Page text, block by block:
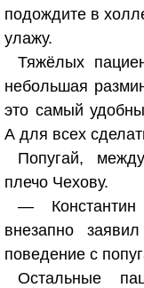
подождите в
улажу.
Тяжёлых
небольшая
это самый
А для всех
Попугай,
плечо Чехову.
—
внезапно
поведение с
Остальные